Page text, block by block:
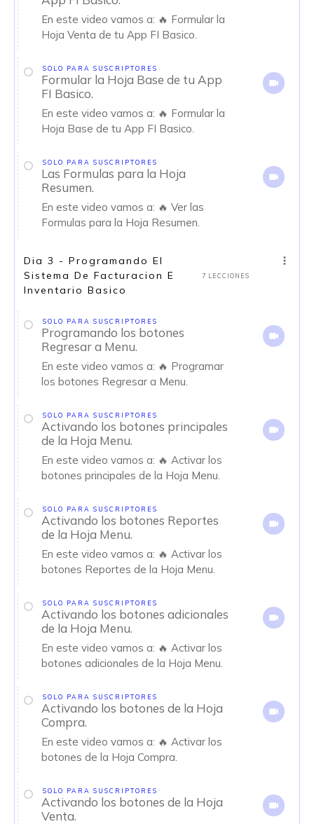
En este video vamos a: 🔥 Formular la
Hoja Venta de tu App FI Basico.
SOLO PARA SUSCRIPTORES
Formular la Hoja Base de tu App
FI Basico.
En este video vamos a: 🔥 Formular la
Hoja Base de tu App FI Basico.
SOLO PARA SUSCRIPTORES
Las Formulas para la Hoja
Resumen.
En este video vamos a: 🔥 Ver las
Formulas para la Hoja Resumen.
Dia 3 - Programando El
Sistema De Facturacion E
Inventario Basico
7 LECCIONES
SOLO PARA SUSCRIPTORES
Programando los botones
Regresar a Menu.
En este video vamos a: 🔥 Programar
los botones Regresar a Menu.
SOLO PARA SUSCRIPTORES
Activando los botones principales
de la Hoja Menu.
En este video vamos a: 🔥 Activar los
botones principales de la Hoja Menu.
SOLO PARA SUSCRIPTORES
Activando los botones Reportes
de la Hoja Menu.
En este video vamos a: 🔥 Activar los
botones Reportes de la Hoja Menu.
SOLO PARA SUSCRIPTORES
Activando los botones adicionales
de la Hoja Menu.
En este video vamos a: 🔥 Activar los
botones adicionales de la Hoja Menu.
SOLO PARA SUSCRIPTORES
Activando los botones de la Hoja
Compra.
En este video vamos a: 🔥 Activar los
botones de la Hoja Compra.
SOLO PARA SUSCRIPTORES
Activando los botones de la Hoja
Venta.